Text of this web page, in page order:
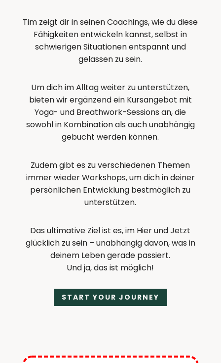
Tim zeigt dir in seinen Coachings, wie du diese
Fähigkeiten entwickeln kannst, selbst in
schwierigen Situationen entspannt und
gelassen zu sein.
Um dich im Alltag weiter zu unterstützen,
bieten wir ergänzend ein Kursangebot mit
Yoga- und Breathwork-Sessions an, die
sowohl in Kombination als auch unabhängig
gebucht werden können.
Zudem gibt es zu verschiedenen Themen
immer wieder Workshops, um dich in deiner
persönlichen Entwicklung bestmöglich zu
unterstützen.
Das ultimative Ziel ist es, im Hier und Jetzt
glücklich zu sein – unabhängig davon, was in
deinem Leben gerade passiert.
Und ja, das ist möglich!
START YOUR JOURNEY